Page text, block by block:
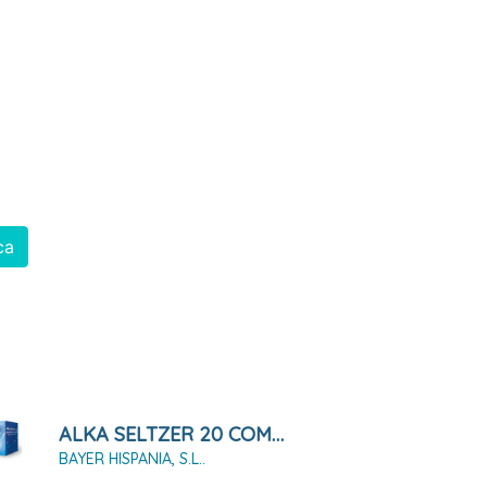
ALKA SELTZER 20 COMPRIMIDOS EFERVESCENTES
BAYER HISPANIA, S.L..